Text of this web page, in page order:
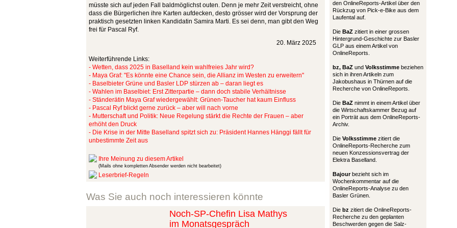
müsste sich auf jeden Fall baldmöglichst outen. Denn je mehr Zeit verstreicht, ohne
dass die Bürgerlichen ihre Karten aufdecken, desto grösser wird der Vorsprung der
praktisch gesetzten linken Kandidatin Samira Marti. Es sei denn, man gibt den Weg
frei für Pascal Ryf.
20. März 2025
Weiterführende Links:
- Wetten, dass 2025 in Baselland kein wahlfreies Jahr wird?
- Maya Graf: "Es könnte eine Chance sein, die Allianz im Westen zu erweitern"
- Baselbieter Grüne und Basler LDP stürzen ab – daran liegt es
- Wahlen im Baselbiet: Erst Zitterpartie – dann doch stabile Verhältnisse
- Ständerätin Maya Graf wiedergewählt: Grünen-Taucher hat kaum Einfluss
- Pascal Ryf blickt gerne zurück – aber will nach vorne
- Mutterschaft und Politik: Neue Regelung stärkt die Rechte der Frauen – aber
erhöht den Druck
- Die Krise in der Mitte Baselland spitzt sich zu: Präsident Hannes Hänggi fällt für
unbestimmte Zeit aus
Ihre Meinung zu diesem Artikel
(Mails ohne kompletten Absender werden nicht bearbeitet)
Leserbrief-Regeln
Was Sie auch noch interessieren könnte
Noch-SP-Chefin Lisa Mathys
im Monatsgespräch
den OnlineReports-Artikel über den
Rückzug von Pick-e-Bike aus dem
Laufental auf.
Die BaZ zitiert in einer grossen
Hintergrund-Geschichte zur Basler
GLP aus einem Artikel von
OnlineReports.
bz, BaZ und Volksstimme beziehen
sich in ihren Artikeln zum
Jakobushaus in Thürnen auf die
Recherche von OnlineReports.
Die BaZ nimmt in einem Artikel über
die Wirtschaftskammer Bezug auf
ein Porträt aus dem OnlineReports-
Archiv.
Die Volksstimme zitiert die
OnlineReports-Recherche zum
neuen Konzessionsvertrag der
Elektra Baselland.
Bajourbezieht sich im
Wochenkommentar auf die
OnlineReports-Analyse zu den
Basler Grünen.
Die bz zitiert die OnlineReports-
Recherche zu den geplanten
Beschwerden gegen die Salz-